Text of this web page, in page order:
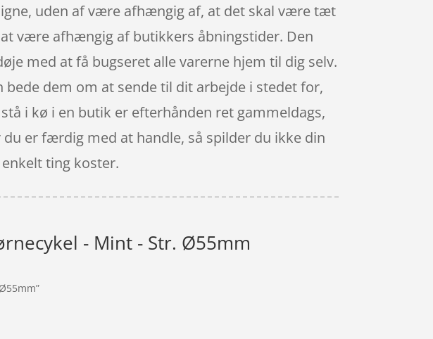
uden af være afhængig af, at det skal være tæt
være afhængig af butikkers åbningstider. Den
med at få bugseret alle varerne hjem til dig selv.
dem om at sende til dit arbejde i stedet for,
i kø i en butik er efterhånden ret gammeldags,
er færdig med at handle, så spilder du ikke din
ting koster.
- Mint - Str. Ø55mm